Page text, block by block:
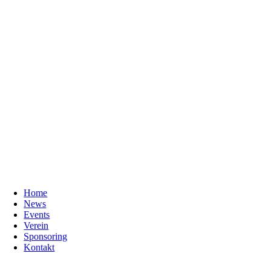
Home
News
Events
Verein
Sponsoring
Kontakt